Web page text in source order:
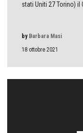
stati Uniti 27 Torino) il
18 ottobre 2021
by Barbara Masi